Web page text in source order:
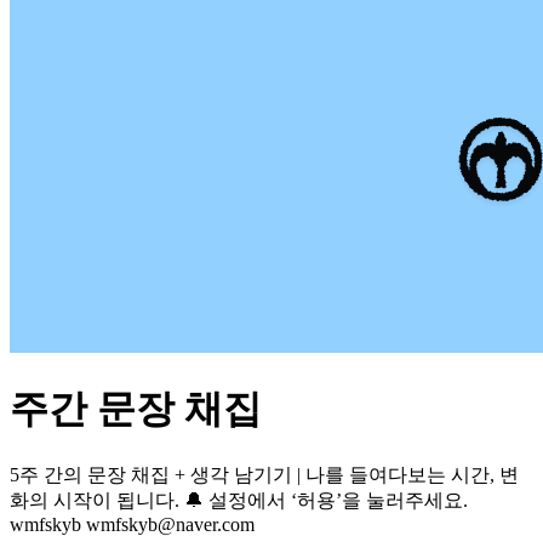
주간 문장 채집
5주 간의 문장 채집 + 생각 남기기 | 나를 들여다보는 시간, 변
화의 시작이 됩니다. 🔔 설정에서 ‘허용’을 눌러주세요.
wmfskyb wmfskyb@naver.com